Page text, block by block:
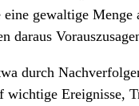
gewaltige
durch
Ereignisse,